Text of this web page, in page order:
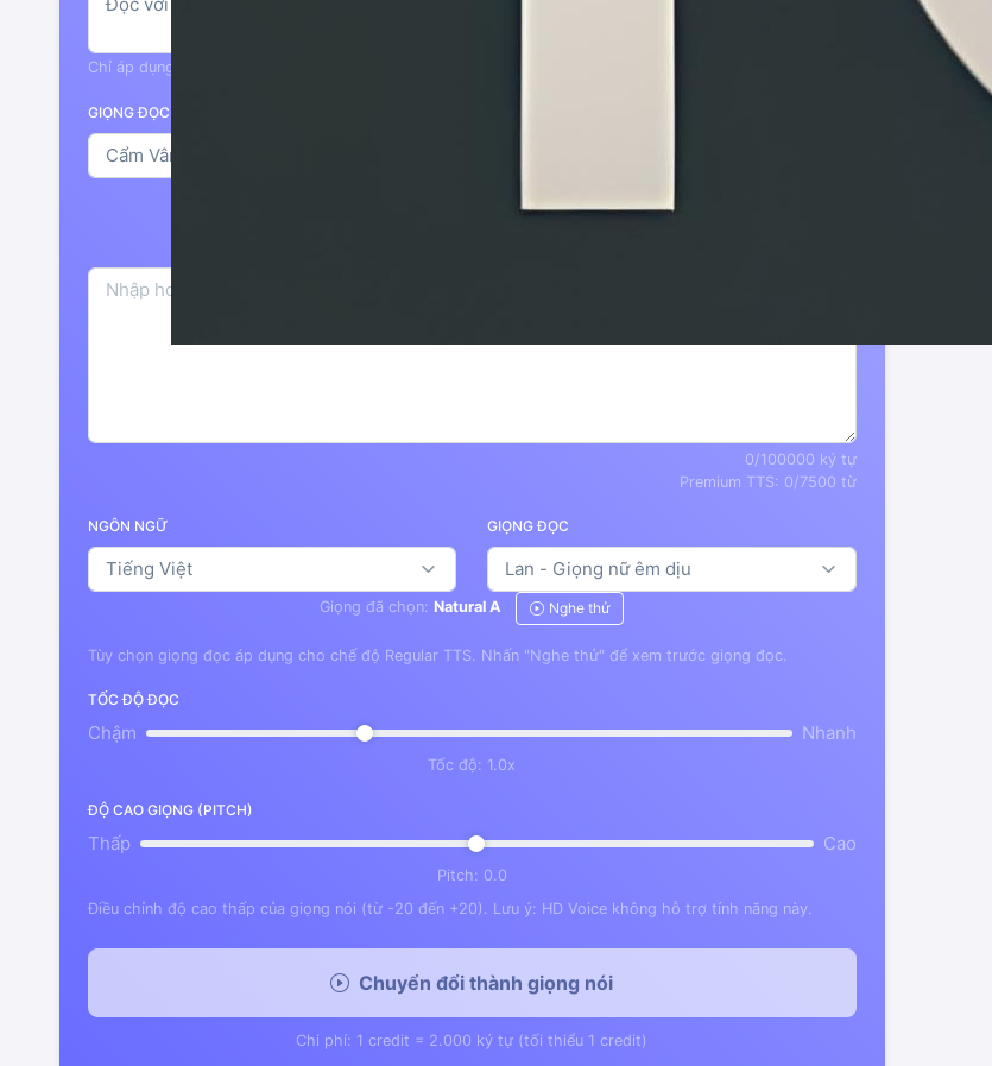
Chỉ áp dụng khi sử dụng chế độ Premium TTS.
GIỌNG ĐỌC (PREMIUM TTS)
0/100000 ký tự
Premium TTS: 0/7500 từ
NGÔN NGỮ GIỌNG ĐỌC
Giọng đã chọn: Natural A Nghe thử
Tùy chọn giọng đọc áp dụng cho chế độ Regular TTS. Nhấn "Nghe thử" để xem trước giọng đọc.
TỐC ĐỘ ĐỌC
Chậm Nhanh
Tốc độ: 1.0x
ĐỘ CAO GIỌNG (PITCH)
Thấp Cao
Pitch: 0.0
Điều chỉnh độ cao thấp của giọng nói (từ -20 đến +20). Lưu ý: HD Voice không hỗ trợ tính năng này.
Chuyển đổi thành giọng nói
Chi phí: 1 credit = 2.000 ký tự (tối thiểu 1 credit)